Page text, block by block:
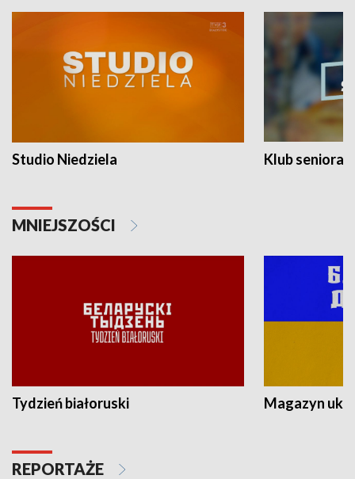
Studio Niedziela Klub seniora
MNIEJSZOŚCI
Tydzień białoruski Magazyn
REPORTAŻE